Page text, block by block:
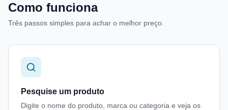
Como funciona
Três passos simples para achar o melhor preço.
Pesquise um produto
Digite o nome do produto, marca ou categoria e veja os